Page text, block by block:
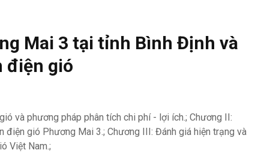
Mai 3 tại tỉnh Bình Định và
điện gió
và phương pháp phân tích chi phí - lợi ích.; Chương II:
gió Phương Mai 3.; Chương III: Đánh giá hiện trạng và
Việt Nam.;